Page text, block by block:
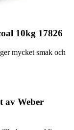
10kg 17826
mycket smak och
av Weber